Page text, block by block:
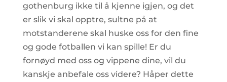
gothenburg ikke til å kjenne igjen, og det
er slik vi skal opptre, sultne på at
motstanderene skal huske oss for den fine
og gode fotballen vi kan spille! Er du
fornøyd med oss og vippene dine, vil du
kanskje anbefale oss videre? Håper dette